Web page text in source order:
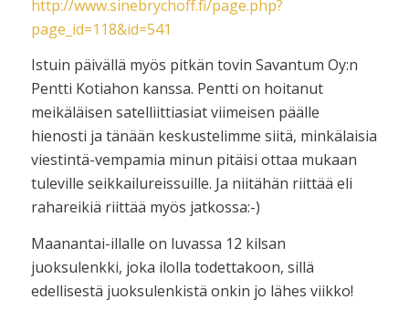
http://www.sinebrychoff.fi/page.php?
page_id=118&id=541
Istuin päivällä myös pitkän tovin Savantum Oy:n
Pentti Kotiahon kanssa. Pentti on hoitanut
meikäläisen satelliittiasiat viimeisen päälle
hienosti ja tänään keskustelimme siitä, minkälaisia
viestintä-vempamia minun pitäisi ottaa mukaan
tuleville seikkailureissuille. Ja niitähän riittää eli
rahareikiä riittää myös jatkossa:-)
Maanantai-illalle on luvassa 12 kilsan
juoksulenkki, joka ilolla todettakoon, sillä
edellisestä juoksulenkistä onkin jo lähes viikko!